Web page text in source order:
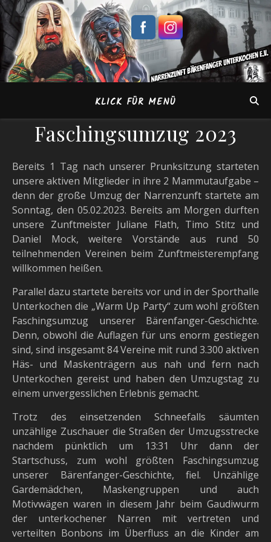
KLICK FÜR MENÜ
Faschingsumzug 2023
Bereits 1 Tag nach unserer Prunksitzung starteten
unsere aktiven Mitglieder in ihre 2 Mammutaufgabe –
denn der große Umzug der Narrenzunft startete am
Sonntag, den 05.02.2023. Bereits am Morgen durften
unsere Zunftmeister Juliane Flath, Timo Stitz und
Daniel Mock, weitere Vorstände aus rund 50
teilnehmenden Vereinen beim Zunftmeisterempfang
willkommen heißen.
Parallel dazu startete bereits vor und in der Sporthalle
Unterkochen die „Warm Up Party“ zum wohl größten
Faschingsumzug unserer Bärenfanger-Geschichte.
Denn, obwohl die Auflagen für uns enorm gestiegen
sind, sind insgesamt 84 Vereine mit rund 3.300 aktiven
Häs- und Maskenträgern aus nah und fern nach
Unterkochen gereist und haben den Umzugstag zu
einem unvergesslichen Erlebnis gemacht.
Trotz des einsetzenden Schneefalls säumten
unzählige Zuschauer die Straßen der Umzugsstrecke
nachdem pünktlich um 13:31 Uhr dann der
Startschuss, zum wohl größten Faschingsumzug
unserer Bärenfanger-Geschichte, fiel. Unzählige
Gardemädchen, Maskengruppen und auch
Motivwägen waren in diesem Jahr beim Gaudiwurm
der unterkochener Narren mit vertreten und
verteilten Bonbons im Überfluss an die Kinder am